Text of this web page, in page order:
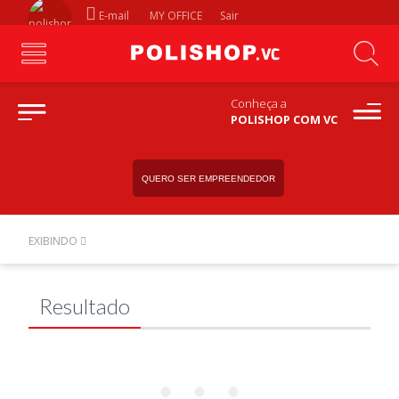
E-mail MY OFFICE Sair
Conheça a
POLISHOP COM VC
QUERO SER EMPREENDEDOR
EXIBINDO
Resultado